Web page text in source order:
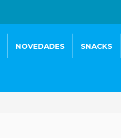
NOVEDADES SNACKS